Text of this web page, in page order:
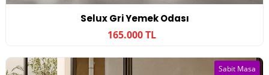
Selux Gri Yemek Odası
165.000 TL
Sabit Masa